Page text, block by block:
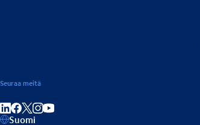
Seuraa meitä
Jaa linkedInissä
Jaa Facebookissa
Jaa Instagramissa
Suomi